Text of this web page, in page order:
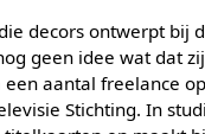
decors ontwerpt bij
geen idee wat dat
aantal freelance
Stichting. In